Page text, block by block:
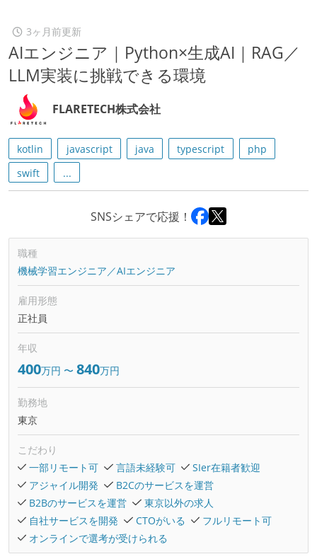
3ヶ月前更新
AIエンジニア｜Python×生成AI｜RAG／
LLM実装に挑戦できる環境
FLARETECH株式会社
kotlin javascript java typescript
php
swift
...
SNSシェアで応援！
職種
機械学習エンジニア／AIエンジニア
雇用形態
正社員
年収
400万円 〜 840万円
勤務地
東京
こだわり
一部リモート可
言語未経験可
SIer在籍者歓迎
アジャイル開発
B2Cのサービスを運営
B2Bのサービスを運営
東京以外の求人
自社サービスを開発
CTOがいる
フルリモート可
オンラインで選考が受けられる